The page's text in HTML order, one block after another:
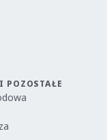
POZOSTAŁE